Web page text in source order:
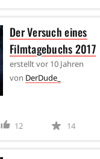
Der Versuch eines
Filmtagebuchs 2017
erstelltvor 10 Jahren
von DerDude_
12 14